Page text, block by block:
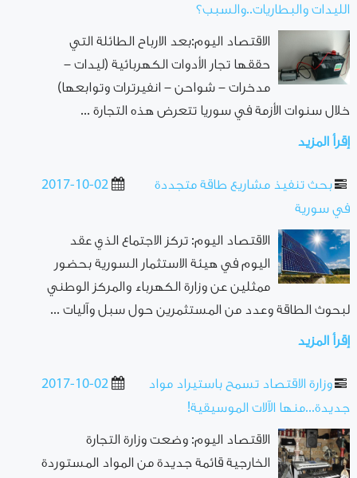
الليدات والبطاريات..والسبب؟
الاقتصاد اليوم:بعد الارباح الطائلة التي
حققها تجار الأدوات الكهربائية (ليدات –
مدخرات – شواحن – انفيرترات وتوابعها)
خلال سنوات الأزمة في سوريا تتعرض هذه التجارة ...
إقرأ المزيد
2017-10-02
بحث تنفيذ مشاريع طاقة متجددة
في سورية
الاقتصاد اليوم: تركز الاجتماع الذي عقد
اليوم في هيئة الاستثمار السورية بحضور
ممثلين عن وزارة الكهرباء والمركز الوطني
لبحوث الطاقة وعدد من المستثمرين حول سبل وآليات ...
إقرأ المزيد
2017-10-02
وزارة الاقتصاد تسمح باستيراد مواد
جديدة...منها الآلات الموسيقية!
الاقتصاد اليوم: وضعت وزارة التجارة
الخارجية قائمة جديدة من المواد المستوردة